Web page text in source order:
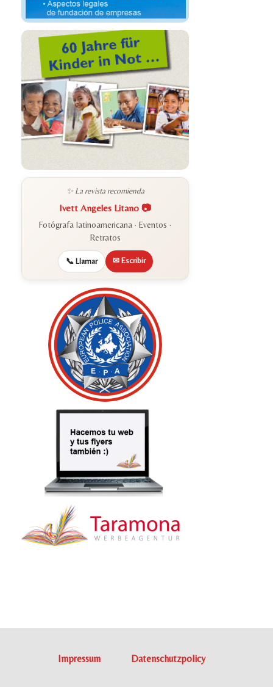
✨ La revista recomienda
Ivett Angeles Litano 📷
Fotógrafa latinoamericana · Eventos ·
Retratos
📞 Llamar ✉ Escribir
Impressum Datenschutzpolicy